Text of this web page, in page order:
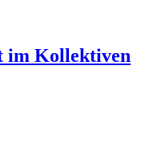
im Kollektiven